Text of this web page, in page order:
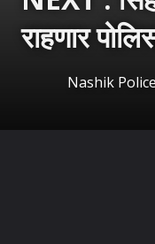
राहणार
Nashik